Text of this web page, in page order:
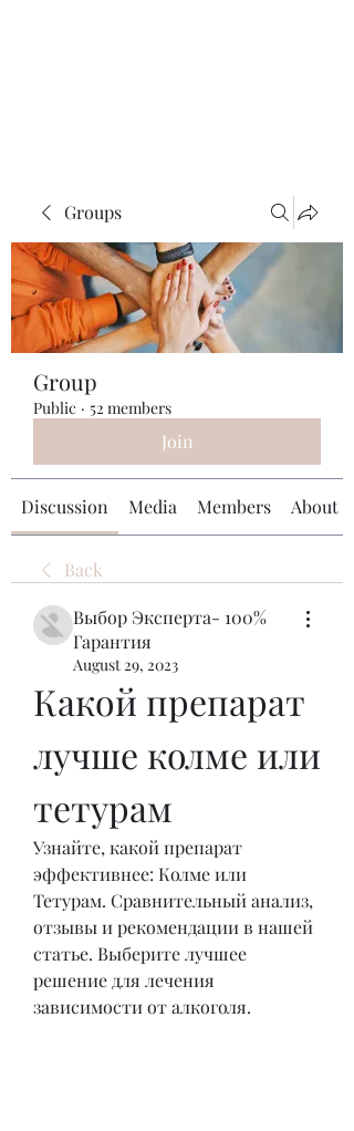
Groups
Group
Public · 52 members
Join
Discussion Media Members About
Back
Выбор Эксперта- 100%
Гарантия
August 29, 2023
Какой препарат
лучше колме или
тетурам
Узнайте, какой препарат
эффективнее: Колме или
Тетурам. Сравнительный анализ,
отзывы и рекомендации в нашей
статье. Выберите лучшее
решение для лечения
зависимости от алкоголя.